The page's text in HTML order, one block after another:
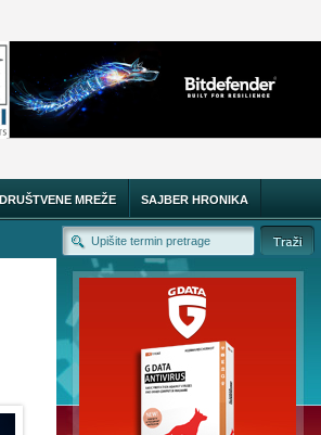
DRUŠTVENE MREŽE SAJBER HRONIKA